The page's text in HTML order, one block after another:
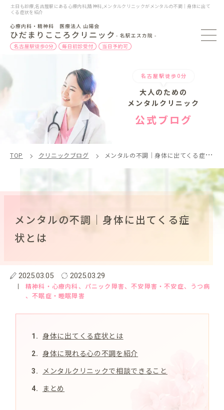
土日も診療,名古屋駅にある心療内科,精神科,メンタルクリニックがメンタルの不調｜身体に出て
くる症状を紹介
名古屋駅徒歩0分
大人のための
メンタルクリニック
公式ブログ
TOP クリニックブログ メンタルの不調｜身体に出てくる症状とは
メンタルの不調｜身体に出てくる症
状とは
2025.03.05 2025.03.29
精神科・心療内科、パニック障害、不安障害・不安症、うつ病
、不眠症・睡眠障害
身体に出てくる症状とは
身体に現れる心の不調を紹介
メンタルクリニックで相談できること
まとめ